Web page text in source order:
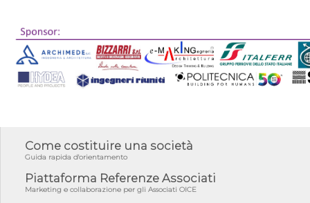
Come costituire una società
Guida rapida d'orientamento
Piattaforma Referenze Associati
Marketing e collaborazione per gli Associati OICE